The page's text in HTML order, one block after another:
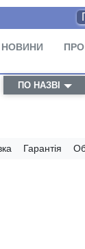
НОВИНИ
ПО НАЗВІ
Гарантія